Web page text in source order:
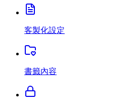
客製化設定
書籤內容